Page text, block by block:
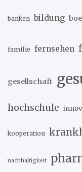
banken bildung
familie fernsehen
gesellschaft
hochschule
kooperation
nachhaltigkeit